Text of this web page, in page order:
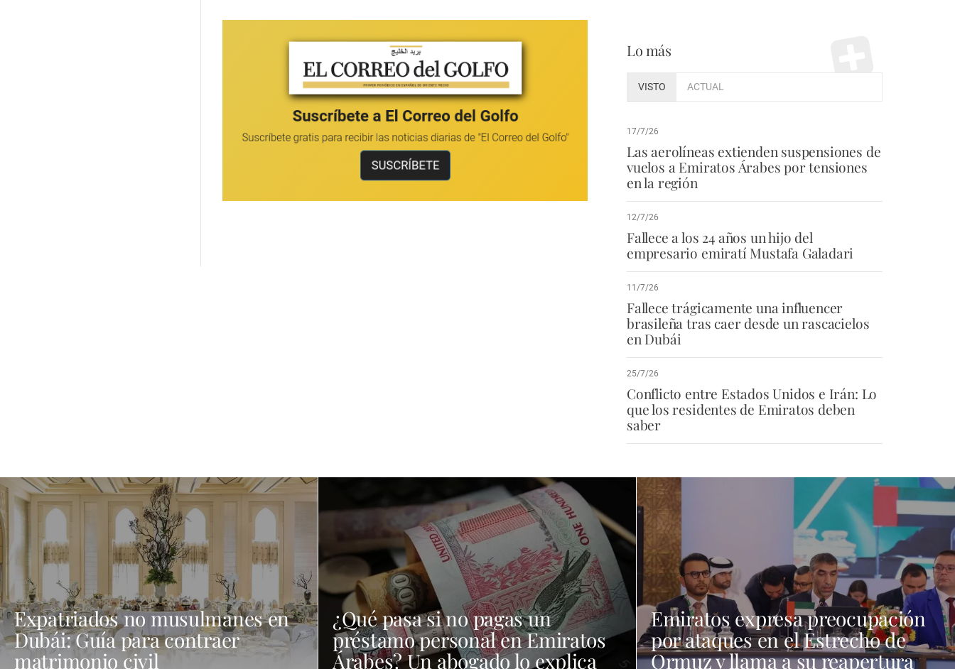
Lo más
VISTO ACTUAL
17/7/26
Las aerolíneas extienden suspensiones de
vuelos a Emiratos Árabes por tensiones
en la región
12/7/26
Fallece a los 24 años un hijo del
empresario emiratí Mustafa Galadari
11/7/26
Fallece trágicamente una influencer
brasileña tras caer desde un rascacielos
en Dubái
25/7/26
Conflicto entre Estados Unidos e Irán: Lo
que los residentes de Emiratos deben
saber
Expatriados no musulmanes en
Dubái: Guía para contraer
matrimonio civil
¿Qué pasa si no pagas un
préstamo personal en Emiratos
Árabes? Un abogado lo explica
Emiratos expresa preocupación
por ataques en el Estrecho de
Ormuz y llama a su reapertura